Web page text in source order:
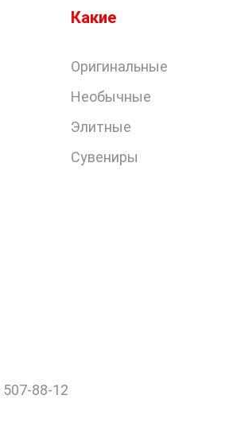
Какие
Оригинальные
Необычные
Элитные
Сувениры
507-88-12